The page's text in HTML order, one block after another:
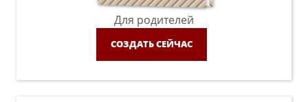
Для родителей
СОЗДАТЬ СЕЙЧАС